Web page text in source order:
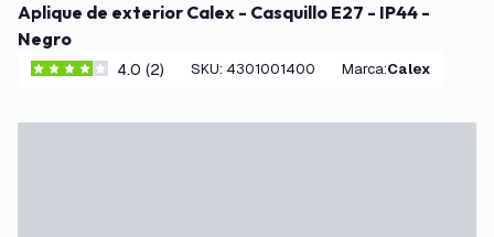
Aplique de exterior Calex - Casquillo E27 - IP44 -
Negro
4 estrellas de puntuación
4.0 (2) SKU: 4301001400 Marca: Calex